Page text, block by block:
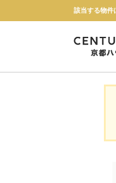
該当する物件